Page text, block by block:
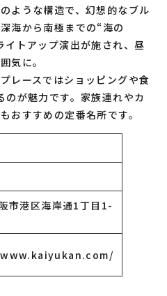
ような構造で、幻想的なブル
海から南極までの“海の
イトアップ演出が施され、昼
気に。
レースではショッピングや食
が魅力です。家族連れやカ
おすすめの定番名所です。
市港区海岸通1丁目1-